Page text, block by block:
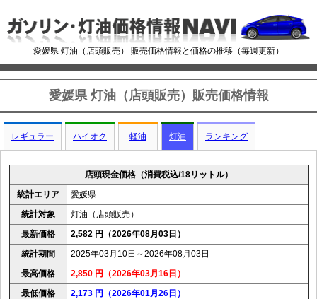
愛媛県 灯油（店頭販売） 販売価格情報と価格の推移（毎週更新）
愛媛県 灯油（店頭販売）販売価格情報
レギュラー ハイオク 軽油 灯油 ランキング
店頭現金価格（消費税込/18リットル）
統計エリア
愛媛県
統計対象
灯油（店頭販売）
最新価格
2,582 円（2026年08月03日）
統計期間
2025年03月10日～2026年08月03日
最高価格
2,850 円（2026年03月16日）
最低価格
2,173 円（2026年01月26日）